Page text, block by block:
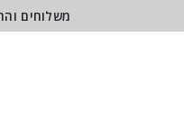
משלוחים